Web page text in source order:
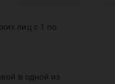
лиц с 1 по
в одной из